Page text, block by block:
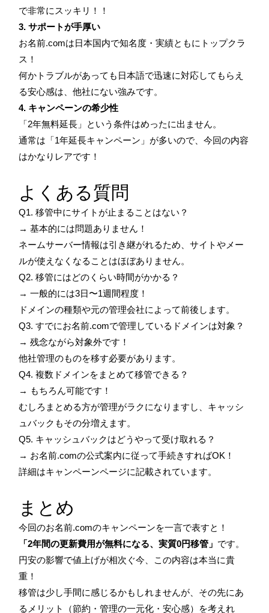
で非常にスッキリ！！
3. サポートが手厚い
お名前.comは日本国内で知名度・実績ともにトップクラ
ス！
何かトラブルがあっても日本語で迅速に対応してもらえ
る安心感は、他社にない強みです。
4. キャンペーンの希少性
「2年無料延長」という条件はめったに出ません。
通常は「1年延長キャンペーン」が多いので、今回の内容
はかなりレアです！
よくある質問
Q1. 移管中にサイトが止まることはない？
→ 基本的には問題ありません！
ネームサーバー情報は引き継がれるため、サイトやメー
ルが使えなくなることはほぼありません。
Q2. 移管にはどのくらい時間がかかる？
→ 一般的には3日〜1週間程度！
ドメインの種類や元の管理会社によって前後します。
Q3. すでにお名前.comで管理しているドメインは対象？
→ 残念ながら対象外です！
他社管理のものを移す必要があります。
Q4. 複数ドメインをまとめて移管できる？
→ もちろん可能です！
むしろまとめる方が管理がラクになりますし、キャッシ
ュバックもその分増えます。
Q5. キャッシュバックはどうやって受け取れる？
→ お名前.comの公式案内に従って手続きすればOK！
詳細はキャンペーンページに記載されています。
まとめ
今回のお名前.comのキャンペーンを一言で表すと！
「2年間の更新費用が無料になる、実質0円移管」 です。
円安の影響で値上げが相次ぐ今、この内容は本当に貴
重！
移管は少し手間に感じるかもしれませんが、その先にあ
るメリット（節約・管理の一元化・安心感）を考えれ